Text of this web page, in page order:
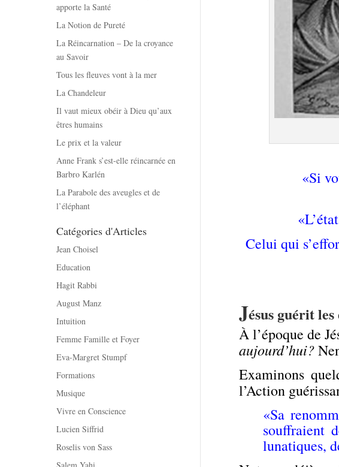
apporte la Santé
La Notion de Pureté
La Réincarnation – De la croyance
au Savoir
Tous les fleuves vont à la mer
La Chandeleur
Il vaut mieux obéir à Dieu qu’aux
êtres humains
Le prix et la valeur
Anne Frank s’est-elle réincarnée en
Barbro Karlén
La Parabole des aveugles et de
l’éléphant
Catégories d'Articles
Jean Choisel
Education
Hagit Rabbi
August Manz
Intuition
Femme Famille et Foyer
Eva-Margret Stumpf
Formations
Musique
Vivre en Conscience
Lucien Siffrid
Roselis von Sass
«Si
Celui qui
Jésus guérit
À l’époque de
aujourd’hui?
Examinons
l’Action
«Sa
souffraient
lunatiques,